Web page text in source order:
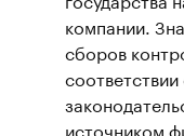
компании.
сборов
источником